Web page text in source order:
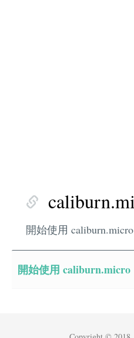
開始使用 caliburn.micro
開始使用 caliburn.micro